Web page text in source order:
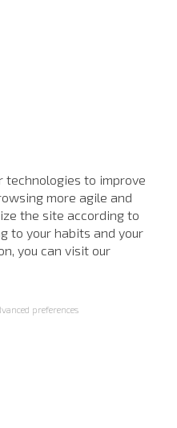
technologies to improve
more agile and
the site according to
to your habits and your
you can visit our
preferences